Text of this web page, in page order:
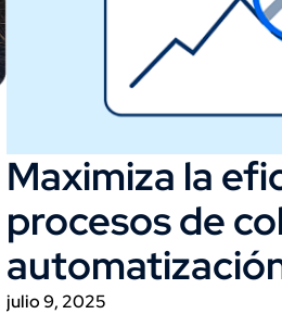
Maximiza la
procesos de
julio 9, 2025